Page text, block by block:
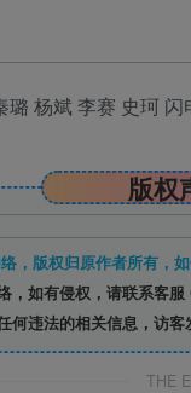
杨斌 李赛 史珂
版权
，版权归原作者所有，
，如有侵权，请联系客服
何违法的相关信息，访客
THE